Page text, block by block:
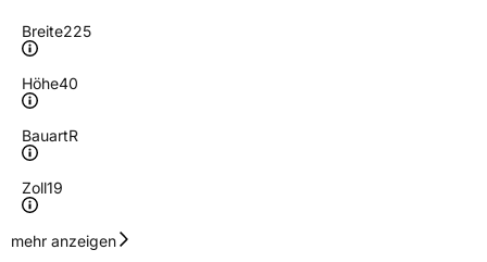
Breite225
Höhe40
BauartR
Zoll19
Geschwindigkeitsindex
mehr anzeigen